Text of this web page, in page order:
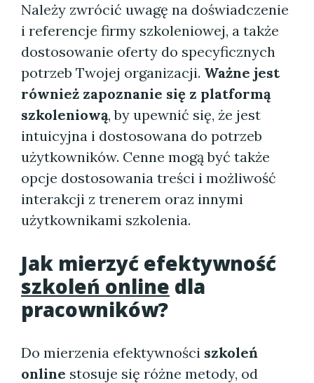
Należy zwrócić uwagę na doświadczenie
i referencje firmy szkoleniowej, a także
dostosowanie oferty do specyficznych
potrzeb Twojej organizacji. Ważne jest
również zapoznanie się z platformą
szkoleniową, by upewnić się, że jest
intuicyjna i dostosowana do potrzeb
użytkowników. Cenne mogą być także
opcje dostosowania treści i możliwość
interakcji z trenerem oraz innymi
użytkownikami szkolenia.
Jak mierzyć efektywność
szkoleń online dla
pracowników?
Do mierzenia efektywności szkoleń
online stosuje się różne metody, od